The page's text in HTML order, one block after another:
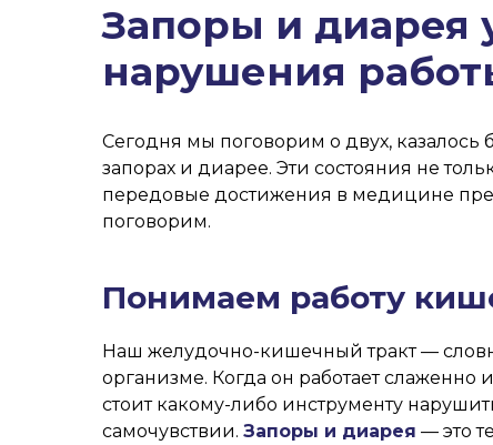
Запоры и диарея
нарушения
Сегодня мы поговорим о двух, казалось
запорах и диарее. Эти состояния не
передовые достижения в медицине
поговорим.
Понимаем работу
Наш желудочно-кишечный тракт —
организме. Когда он работает
стоит какому-либо инструменту
самочувствии. Запоры и диарея — это